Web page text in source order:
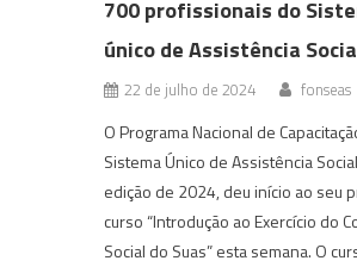
700 profissionais do
único de Assistência
22 de julho de 2024 fonseas
O Programa Nacional de
Sistema Único de Assistência
edição de 2024, deu início ao seu
curso “Introdução ao Exercício do
Social do Suas” esta semana. O